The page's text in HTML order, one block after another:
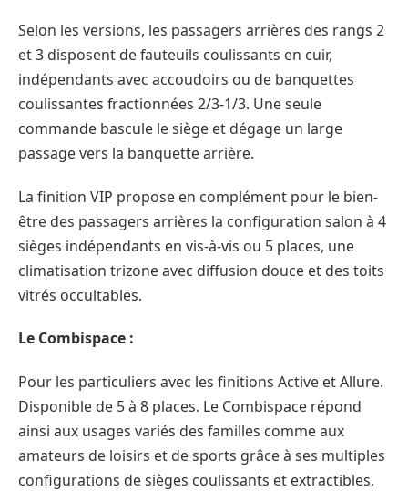
Selon les versions, les passagers arrières des rangs 2
et 3 disposent de fauteuils coulissants en cuir,
indépendants avec accoudoirs ou de banquettes
coulissantes fractionnées 2/3-1/3. Une seule
commande bascule le siège et dégage un large
passage vers la banquette arrière.
La finition VIP propose en complément pour le bien-
être des passagers arrières la configuration salon à 4
sièges indépendants en vis-à-vis ou 5 places, une
climatisation trizone avec diffusion douce et des toits
vitrés occultables.
Le Combispace :
Pour les particuliers avec les finitions Active et Allure.
Disponible de 5 à 8 places. Le Combispace répond
ainsi aux usages variés des familles comme aux
amateurs de loisirs et de sports grâce à ses multiples
configurations de sièges coulissants et extractibles,